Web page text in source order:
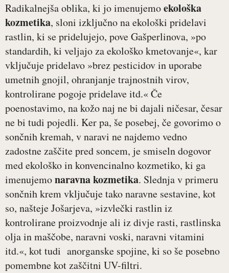
Radikalnejša oblika, ki jo imenujemoekološka
kozmetika, sloni izključno na ekološki pridelavi
rastlin, ki se pridelujejo, pove Gašperlinova, »po
standardih, ki veljajo za ekološko kmetovanje«, kar
vključuje pridelavo »brez pesticidov in uporabe
umetnih gnojil, ohranjanje trajnostnih virov,
kontrolirane pogoje pridelave itd.« Če
poenostavimo, na kožo naj ne bi dajali ničesar, česar
ne bi tudi pojedli. Ker pa, še posebej, če govorimo o
sončnih kremah, v naravi ne najdemo vedno
zadostne zaščite pred soncem, je smiseln dogovor
med ekološko in konvencinalno kozmetiko, ki ga
imenujemonaravna kozmetika. Slednja v primeru
sončnih krem vključuje tako naravne sestavine, kot
so, našteje Jošarjeva, »izvlečki rastlin iz
kontrolirane proizvodnje ali iz divje rasti, rastlinska
olja in maščobe, naravni voski, naravni vitamini
itd.«, kot tudi anorganske spojine, ki so še posebno
pomembne kot zaščitni UV-filtri.